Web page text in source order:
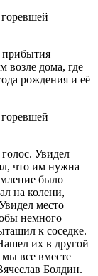
прибытия
дома, где
рождения и её
Увидел
что им нужна
было
на колени,
место
немного
к соседке.
их в другой
все вместе
Болдин.